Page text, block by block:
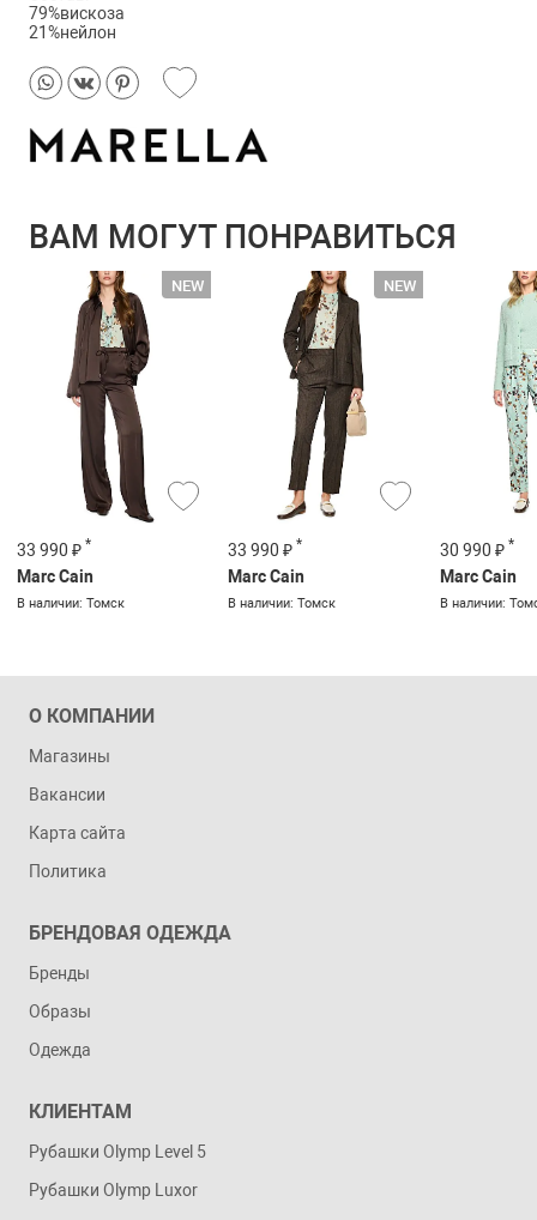
79%вискоза
21%нейлон
ВАМ МОГУТ ПОНРАВИТЬСЯ
33 990 ₽ *
Marc Cain
В наличии: Томск
33 990 ₽ *
Marc Cain
В наличии: Томск
30 990 ₽ *
Marc Cain
В наличии:
О КОМПАНИИ
Магазины
Вакансии
Карта сайта
Политика
БРЕНДОВАЯ ОДЕЖДА
Бренды
Образы
Одежда
КЛИЕНТАМ
Рубашки Olymp Level 5
Рубашки Olymp Luxor